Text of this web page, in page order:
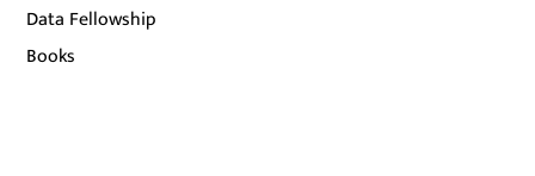
Data Fellowship
Books